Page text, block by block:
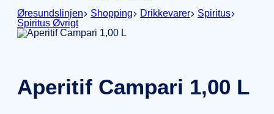
Øresundslinjen
Shopping Drikkevarer
Spiritus
Spiritus Øvrigt
Aperitif Campari 1,00 L